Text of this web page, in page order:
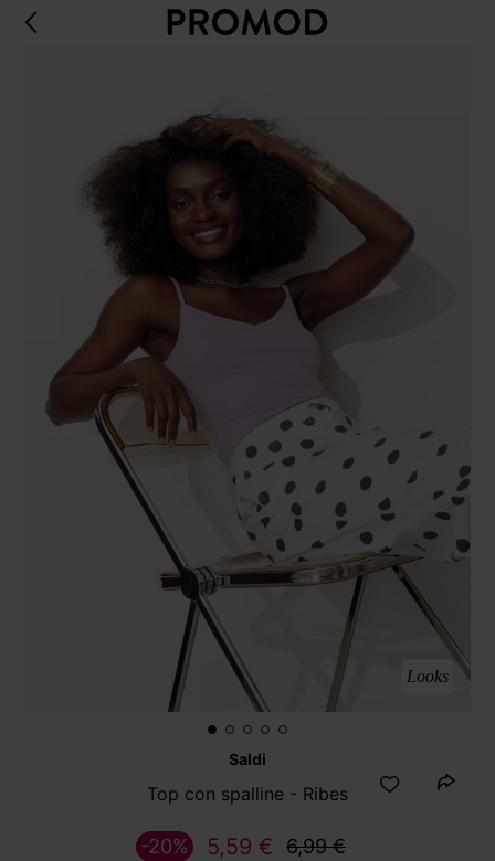
Looks
Saldi
Top con spalline - Ribes
5,59 € 6,99 €
-20%